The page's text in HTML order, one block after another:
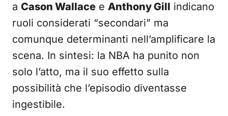
a Cason Wallace e Anthony Gill indicano
ruoli considerati “secondari” ma
comunque determinanti nell’amplificare la
scena. In sintesi: la NBA ha punito non
solo l’atto, ma il suo effetto sulla
possibilità che l’episodio diventasse
ingestibile.